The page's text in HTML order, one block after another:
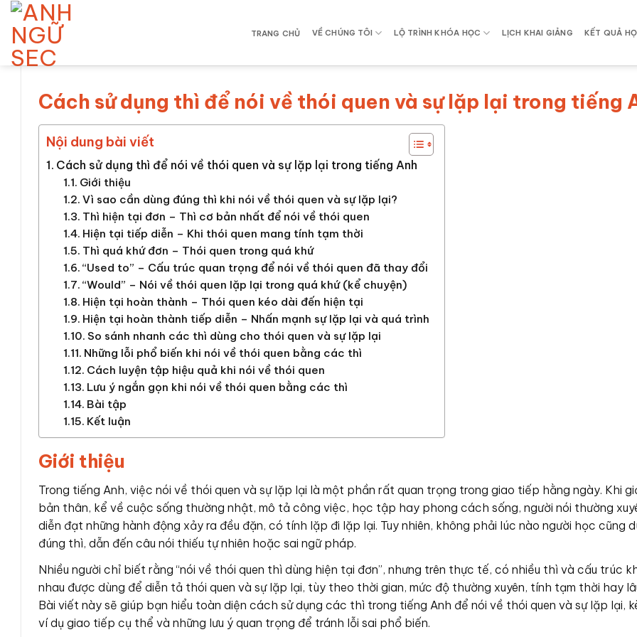
Bỏ
qua
nội
dung
TRANG CHỦ VỀ CHÚNG TÔI LỘ TRÌNH KHÓA HỌC LỊCH KHAI GIẢNG KẾT QUẢ
Cách sử dụng thì để nói về thói quen và sự lặp lại trong tiếng
Nội dung bài viết
Cách sử dụng thì để nói về thói quen và sự lặp lại trong tiếng Anh
Giới thiệu
Vì sao cần dùng đúng thì khi nói về thói quen và sự lặp lại?
Thì hiện tại đơn – Thì cơ bản nhất để nói về thói quen
Hiện tại tiếp diễn – Khi thói quen mang tính tạm thời
Thì quá khứ đơn – Thói quen trong quá khứ
“Used to” – Cấu trúc quan trọng để nói về thói quen đã thay đổi
“Would” – Nói về thói quen lặp lại trong quá khứ (kể chuyện)
Hiện tại hoàn thành – Thói quen kéo dài đến hiện tại
Hiện tại hoàn thành tiếp diễn – Nhấn mạnh sự lặp lại và quá trình
So sánh nhanh các thì dùng cho thói quen và sự lặp lại
Những lỗi phổ biến khi nói về thói quen bằng các thì
Cách luyện tập hiệu quả khi nói về thói quen
Lưu ý ngắn gọn khi nói về thói quen bằng các thì
Bài tập
Kết luận
Giới thiệu
Trong tiếng Anh, việc nói về thói quen và sự lặp lại là một phần rất quan trọng trong giao tiếp hằng ngày. Khi
bản thân, kể về cuộc sống thường nhật, mô tả công việc, học tập hay phong cách sống, người nói thường
diễn đạt những hành động xảy ra đều đặn, có tính lặp đi lặp lại. Tuy nhiên, không phải lúc nào người học cũng
đúng thì, dẫn đến câu nói thiếu tự nhiên hoặc sai ngữ pháp.
Nhiều người chỉ biết rằng “nói về thói quen thì dùng hiện tại đơn”, nhưng trên thực tế, có nhiều thì và cấu trúc
nhau được dùng để diễn tả thói quen và sự lặp lại, tùy theo thời gian, mức độ thường xuyên, tính tạm thời hay
Bài viết này sẽ giúp bạn hiểu toàn diện cách sử dụng các thì trong tiếng Anh để nói về thói quen và sự lặp lại,
ví dụ giao tiếp cụ thể và những lưu ý quan trọng để tránh lỗi sai phổ biến.